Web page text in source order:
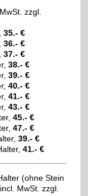
zzgl.
35.- €
36.- €
37.- €
38.- €
39.- €
40.- €
41.- €
43.- €
45.- €
47.- €
39.- €
41.- €
(ohne Stein
incl. MwSt. zzgl.